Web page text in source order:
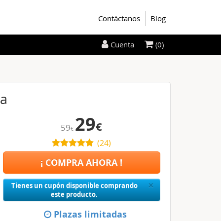
Contáctanos Blog
59€ 29€
(24)
¡ COMPRA AHORA !
×Close
Tienes un cupón disponible comprando
este producto.
Plazas limitadas
Cuenta (0)